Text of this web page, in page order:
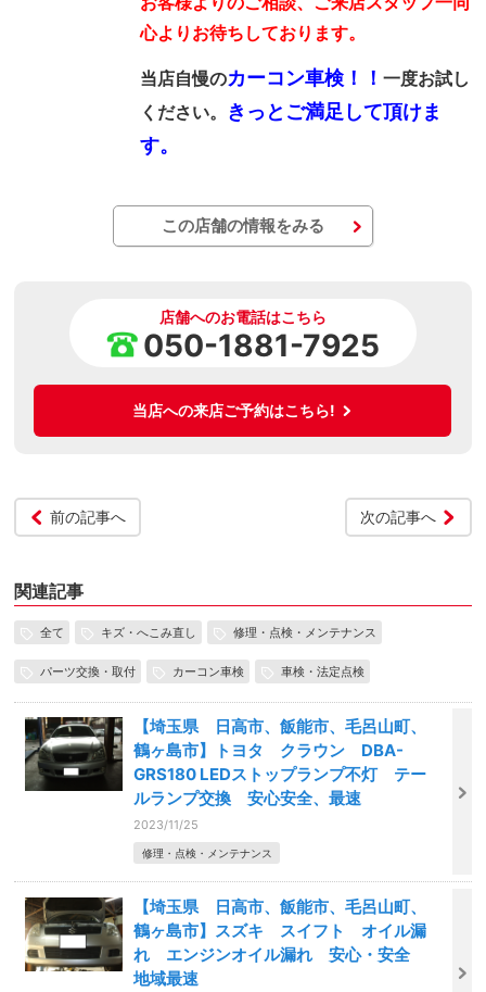
心よりお待ちしております。
当店自慢のカーコン車検！！一度お試し
ください。 きっとご満足して頂けま
す。
この店舗の情報をみる
店舗へのお電話はこちら
050-1881-7925
当店への来店ご予約はこちら!
前の記事へ 次の記事へ
関連記事
全て キズ・へこみ直し 修理・点検・メンテナンス
パーツ交換・取付 カーコン車検 車検・法定点検
【埼玉県 日高市、飯能市、毛呂山町、
鶴ヶ島市】トヨタ クラウン DBA-
GRS180 LEDストップランプ不灯 テー
ルランプ交換 安心安全、最速
2023/11/25
修理・点検・メンテナンス
【埼玉県 日高市、飯能市、毛呂山町、
鶴ヶ島市】スズキ スイフト オイル漏
れ エンジンオイル漏れ 安心・安全
地域最速